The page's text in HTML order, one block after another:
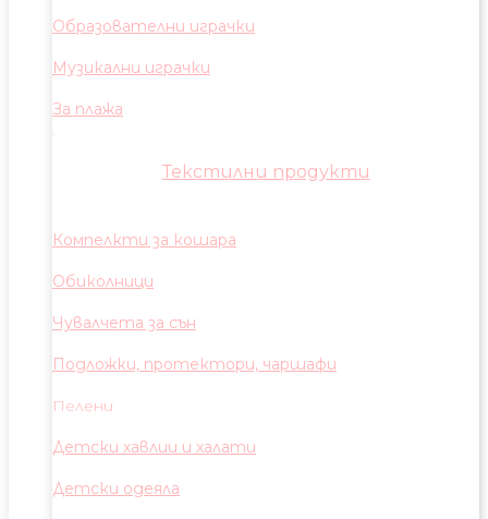
Образователни играчки
Музикални играчки
За плажа
Текстилни продукти
Компелкти за кошара
Обиколници
Чувалчета за сън
Подложки, протектори, чаршафи
Пелени
Детски хавлии и халати
Детски одеяла